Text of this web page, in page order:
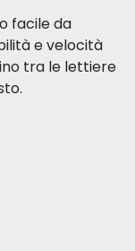
facile da
e velocità
tra le lettiere